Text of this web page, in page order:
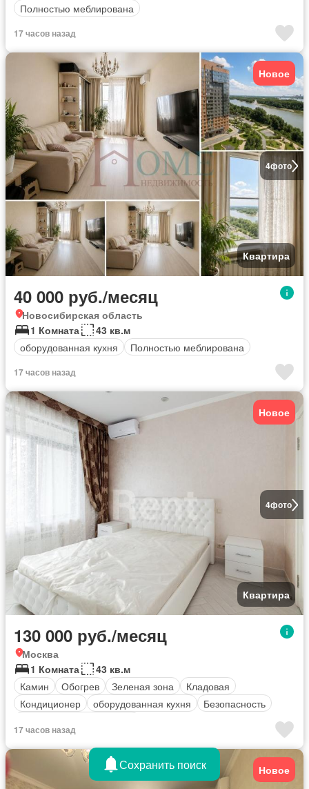
Полностью меблирована
17 часов назад
4фото
Новое
Квартира
40 000 руб./месяц
Новосибирская область
1 Комната
43 кв.м
оборудованная кухня
Полностью меблирована
17 часов назад
4фото
Новое
Квартира
130 000 руб./месяц
Москва
1 Комната
43 кв.м
Камин
Обогрев Зеленая зона
Кладовая
Кондиционер
оборудованная кухня
Безопасность
17 часов назад
Новое
Сохранить поиск